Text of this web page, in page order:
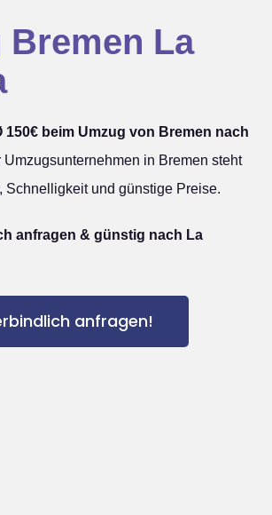
Bremen La
150€ beim Umzug von Bremen nach
Umzugsunternehmen in Bremen steht
Schnelligkeit und günstige Preise.
anfragen & günstig nach La
anfragen!